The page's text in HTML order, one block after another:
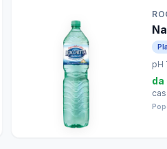
pH
da